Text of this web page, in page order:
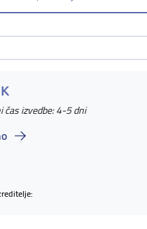
čas izvedbe: 4-5 dni